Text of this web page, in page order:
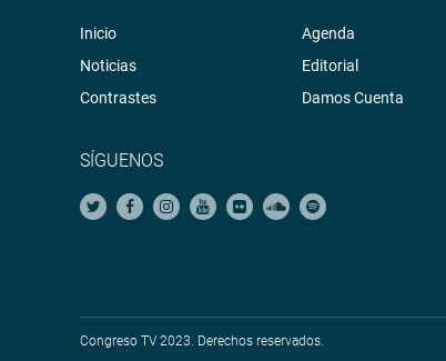
Inicio
Noticias
Contrastes
Agenda
Editorial
Damos Cuenta
SÍGUENOS
Congreso TV 2023. Derechos reservados.